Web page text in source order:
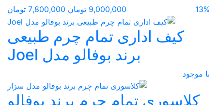
13% 9,000,000 تومان 7,800,000 تومان
کیف اداری تمام چرم طبیعی
برند بوفالو مدل Joel
نا موجود
کلاسوری تمام چرم برند بوفالو